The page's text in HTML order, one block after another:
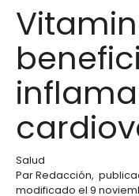
Salud
ParRedacción,
modificado el 9